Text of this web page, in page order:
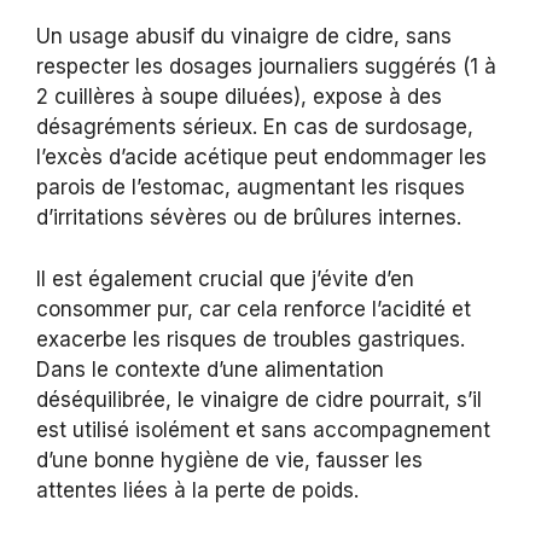
Un usage abusif du vinaigre de cidre, sans
respecter les dosages journaliers suggérés (1 à
2 cuillères à soupe diluées), expose à des
désagréments sérieux. En cas de surdosage,
l’excès d’acide acétique peut endommager les
parois de l’estomac, augmentant les risques
d’irritations sévères ou de brûlures internes.
Il est également crucial que j’évite d’en
consommer pur, car cela renforce l’acidité et
exacerbe les risques de troubles gastriques.
Dans le contexte d’une alimentation
déséquilibrée, le vinaigre de cidre pourrait, s’il
est utilisé isolément et sans accompagnement
d’une bonne hygiène de vie, fausser les
attentes liées à la perte de poids.